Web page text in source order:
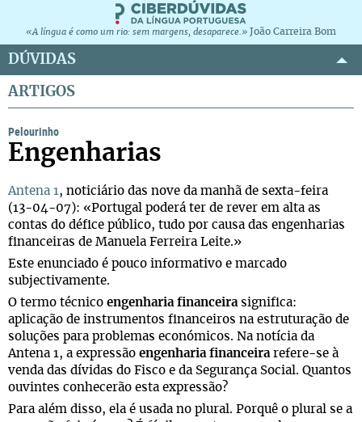
«A língua é como um rio: sem margens, desaparece.» João Carreira Bom
DÚVIDAS
ARTIGOS
Pelourinho
Engenharias
Antena 1, noticiário das nove da manhã de sexta-feira
(13-04-07): «Portugal poderá ter de rever em alta as
contas do défice público, tudo por causa das engenharias
financeiras de Manuela Ferreira Leite.»
Este enunciado é pouco informativo e marcado
subjectivamente.
O termo técnico engenharia financeirasignifica:
aplicação de instrumentos financeiros na estruturação de
soluções para problemas económicos. Na notícia da
Antena 1, a expressão engenharia financeirarefere-se à
venda das dívidas do Fisco e da Segurança Social. Quantos
ouvintes conhecerão esta expressão?
Para além disso, ela é usada no plural. Porquê o plural se a